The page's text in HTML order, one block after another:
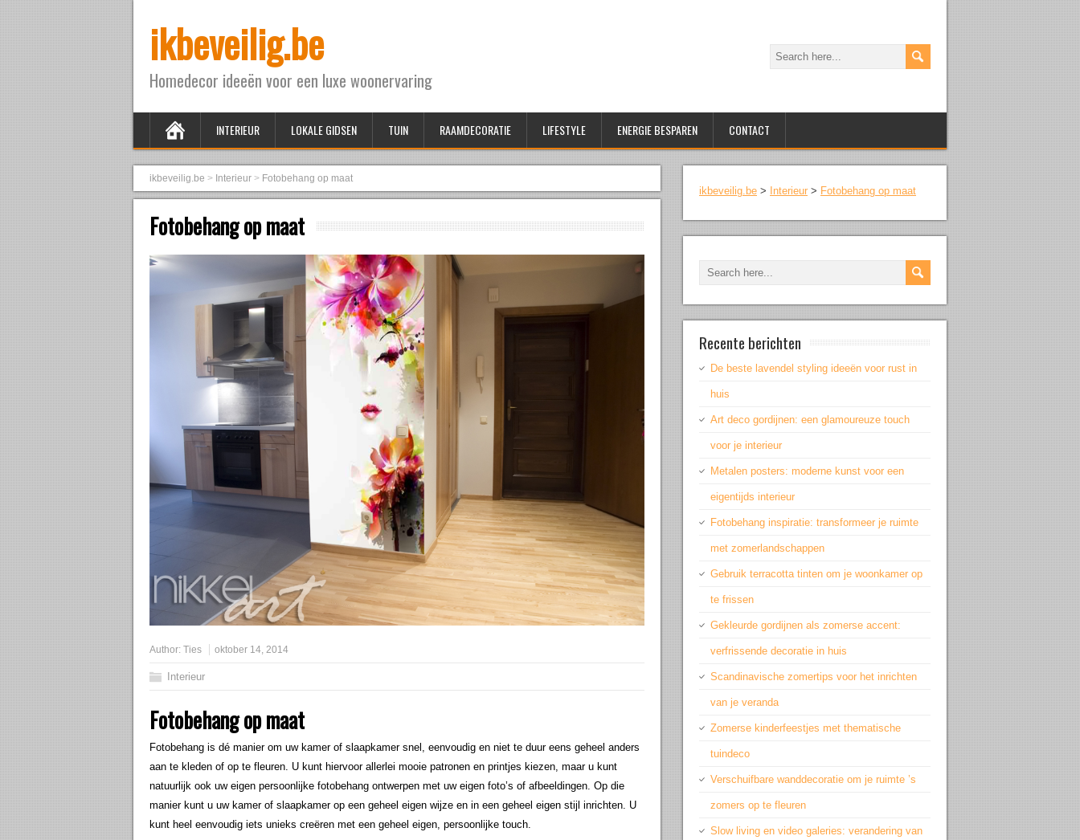
ikbeveilig.be
Homedecor ideeën voor een luxe woonervaring
INTERIEUR LOKALE GIDSEN TUIN RAAMDECORATIE LIFESTYLE ENERGIE BESPAREN CONTACT
ikbeveilig.be > Interieur > Fotobehang op maat
Fotobehang op maat
Author: Ties oktober 14, 2014
Interieur
Fotobehang op maat
Fotobehang is dé manier om uw kamer of slaapkamer snel, eenvoudig en niet te duur eens geheel anders
aan te kleden of op te fleuren. U kunt hiervoor allerlei mooie patronen en printjes kiezen, maar u kunt
natuurlijk ook uw eigen persoonlijke fotobehang ontwerpen met uw eigen foto’s of afbeeldingen. Op die
manier kunt u uw kamer of slaapkamer op een geheel eigen wijze en in een geheel eigen stijl inrichten. U
kunt heel eenvoudig iets unieks creëren met een geheel eigen, persoonlijke touch.
ikbeveilig.be > Interieur > Fotobehang op maat
Recente berichten
De beste lavendel styling ideeën voor rust in
huis
Art deco gordijnen: een glamoureuze touch
voor je interieur
Metalen posters: moderne kunst voor een
eigentijds interieur
Fotobehang inspiratie: transformeer je ruimte
met zomerlandschappen
Gebruik terracotta tinten om je woonkamer op
te frissen
Gekleurde gordijnen als zomerse accent:
verfrissende decoratie in huis
Scandinavische zomertips voor het inrichten
van je veranda
Zomerse kinderfeestjes met thematische
tuindeco
Verschuifbare wanddecoratie om je ruimte ’s
zomers op te fleuren
Slow living en video galeries: verandering van